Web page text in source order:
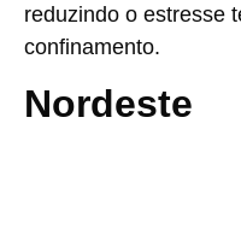
reduzindo o estresse
confinamento.
Nordeste